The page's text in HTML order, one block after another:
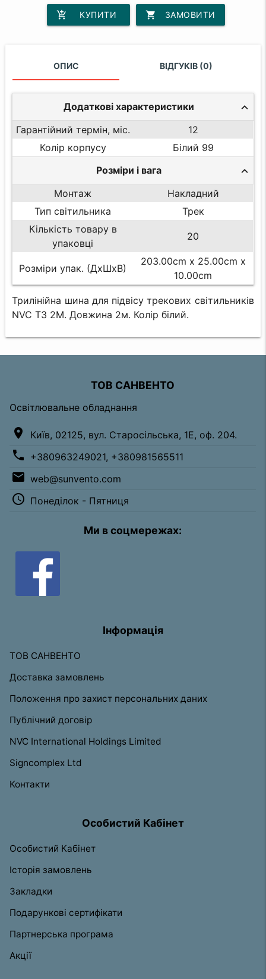
add_shopping_cart КУПИТИ shopping_cart ЗАМОВИТИ
ОПИС ВІДГУКІВ (0)
Додаткові характеристики
Гарантійний термін, міс.
12
Колір корпусу
Білий 99
Розміри і вага
Монтаж
Накладний
Тип світильника
Трек
Кількість товару в
упаковці
20
Розміри упак. (ДхШхВ)
203.00cm x 25.00cm x
10.00cm
Трилінійна шина для підвісу трекових світильників
NVC T3 2M. Довжина 2м. Колір білий.
ТОВ САНВЕНТО
Освітлювальне обладнання
location_on Київ, 02125, вул. Старосільська, 1Е, оф. 204.
phone +380963249021, +380981565511
email web@sunvento.com
access_time Понеділок - Пятниця
Ми в соцмережах:
Інформація
ТОВ САНВЕНТО
Доставка замовлень
Положення про захист персональних даних
Публічний договір
NVC International Holdings Limited
Signcomplex Ltd
Контакти
Особистий Кабінет
Особистий Кабінет
Історія замовлень
Закладки
Подарункові сертифікати
Партнерська програма
Акції